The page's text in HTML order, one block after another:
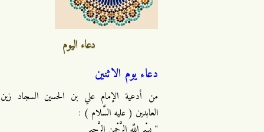
دعاء اليوم
دعاء يوم الاثنين
من أدعية الإمام علي بن الحسين السجاد زين
العابدين ( عليه السَّلام ) :